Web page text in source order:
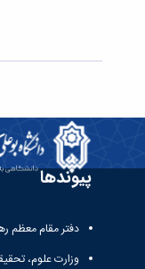
پیوندها
دفتر مقام معظم
وزارت علوم،